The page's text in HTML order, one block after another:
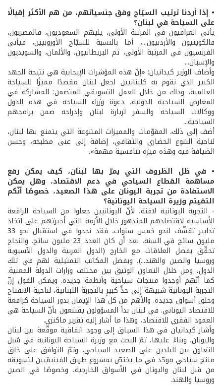
• إذا أردنا ترتيب السيّاح وفق جنسياتهم، من هم الأكثر إقبالًا
على السياحة في لبنان؟
يأتي العراقيون في المرتبة الأولى، يليهم السعوديون، فالمصريون،
فالكويتيون والأردنيون...، أما بالنسبة للسيّاح الأوروبيين، فيأتي
الفرنسيون في المرتبة الأولى، ثم البريطانيون، والألمان، والسويديون
والإسبان...
وأضاف الوزير كيدانيان: «إنّ هذه المؤشرات الإيجابية هي نتيجة الجهد
الكبير الذي نقوم به كلبنانيين لجعل لبنان مقصدًا مميزًا للسياحة
العالمية، وذلك من خلال العمل التسويقي المتضمن: المشاركة في
المعارض السياحية الدولية، دعوة وزراء السياحة في هذه الدول
ووكالات السياحة والسفر لزيارة لبنان وإدراجه ضمن برامجهم
السياحية...
أضف إلى ذلك، المقوّمات والمميزات المتنوعة التي يتمتع بها لبنان،
لناحية التنوع الحضاري والثقافي، إضافة إلى غنى مطبخه، وحسن
الضيافة فيه وهذه ميزة تنافسية مهمة».
• في ظل الظروف التي يمرّ بها لبنان، كيف يمكن رفع
مساهمة القطاع السياحي في دعم الاقتصاد، وهل يمكن
الاستفادة من تجربة اليونان على هذا الصعيد، خصوصًا أنّكم
التقيتم وزيرة السياحة اليونانية؟
- التجربة اليونانية لافتة، لأنّ اليونانيين جعلوا من السياحة الرافعة
الأساسية لاقتصادهم المتدهور خلال الأزمة التي أجبرتهم على اتخاذ
تدابير تقشّف لنحو خمس سنوات، فقد نجحوا في استقبال نحو 33
مليون سائح في السنة، بعد أن كان العدد 23 مليون سائح. والنجاح
تحقّق بفضل العلاقات مع الخارج (الدول العربية والدول الآسيوية
وروسيا والصين والهند...)، وبفضل المكاتب التمثيلية لهم في تلك
الدول، ومن خلال التعاون الوثيق بين مختلف وزارات الدولة المعنية.
كما أنّهم أوجدوا منتجات سياحية وأنظمة جديدة. ويمكن القول إنّ
التجربة اليونانية شبيهة إلى حدٍّ كبيرٍ بالتجربة اللبنانية، لناحية الانفتاح
وخلق أسواق جديدة. والأهم من كل هذا الإيمان بدور السياحة كرافعة
للاقتصاد اليوناني. في لبنان بدأ المسؤولون يقتنعون بأنّ السياحة هي
العمود الفقري للاقتصاد، وهذا ما أشار إليه تقرير ماكنزي.
وأشار كيدانيان في هذا السياق إلى وجود اتفاقية موقّعة بين لبنان
واليونان، وبناءً عليها، تمّ البحث مع وزيرة السياحة اليونانية في سُبل
التعاون بين البلدين على الصعيد السياحي، وتمّ التوافق على خلق
منتج سياحي موحّد في ما يختصّ بمشروع طريق الفينيقيين لتسويقه
من قبل لبنان واليونان في الأسواق الخارجية، وخصوصًا في الصين
وروسيا والهند.